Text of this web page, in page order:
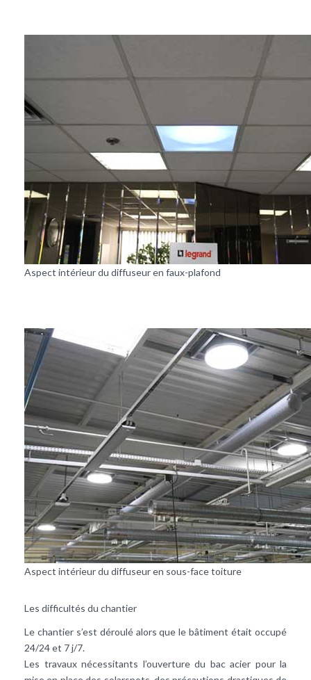
Aspect intérieur du diffuseur en faux-plafond
Aspect intérieur du diffuseur en sous-face toiture
Les difficultés du chantier
Le chantier s’est déroulé alors que le bâtiment était occupé
24/24 et 7 j/7.
Les travaux nécessitants l’ouverture du bac acier pour la